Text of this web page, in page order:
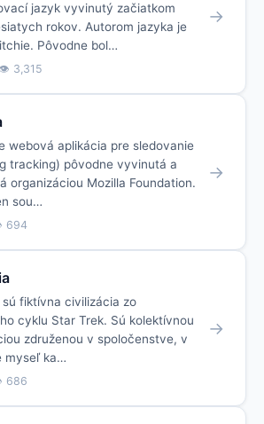
jazyk vyvinutý začiatkom
rokov. Autorom jazyka je
Pôvodne bol…
3,315
→
webová aplikácia pre sledovanie
tracking) pôvodne vyvinutá a
organizáciou Mozilla Foundation.
sou…
694
→
sú fiktívna civilizácia zo
cyklu Star Trek. Sú kolektívnou
združenou v spoločenstve, v
myseľ ka…
686
→